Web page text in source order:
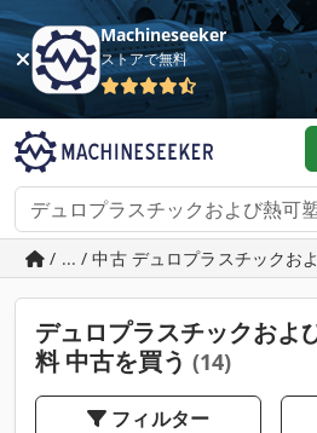
Machineseeker
ストアで無料
/ ... / 中古 デュロプラスチックお
デュロプラスチックおよ
料 中古を買う (14)
フィルター